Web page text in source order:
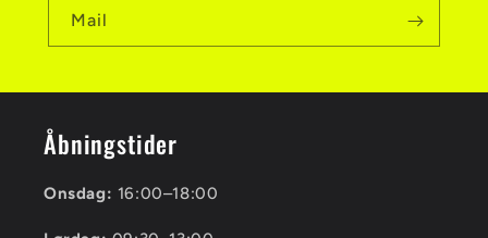
Mail
Åbningstider
Onsdag: 16:00–18:00